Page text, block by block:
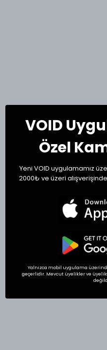
VOID
Özel
Yeni VOID uygulamamız
2000₺ ve üzeri
Yalnızca mobil uygulama
geçerlidir. Mevcut üyelikler ve